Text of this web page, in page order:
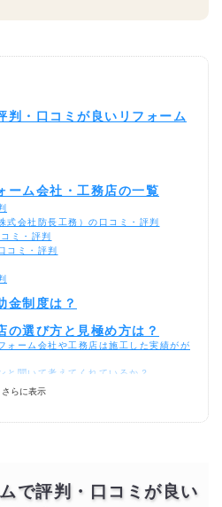
判・口コミが良いリフォーム
ーム会社・工務店の一覧
式会社防長工務）の口コミ・評判
ミ・評判
コミ・評判
金制度は？
の選び方と見極め方は？
ォーム会社や工務店は施工した実績がが
と聞いて考えてくれているか？
や工務店に頼んではいけない？
さらに表示
で評判・口コミが良い